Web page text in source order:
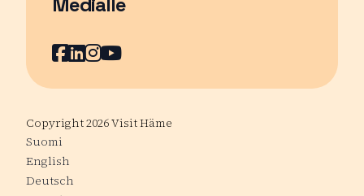
Facebook
Sivu avautuu uudessa ikkunassa
LinkedIn
Sivu avautuu uudessa ikkunassa
Instagram
Sivu avautuu uudessa
YouTube
Sivu avautuu uudessa
Copyright 2026 Visit Häme
Suomi
English
Deutsch